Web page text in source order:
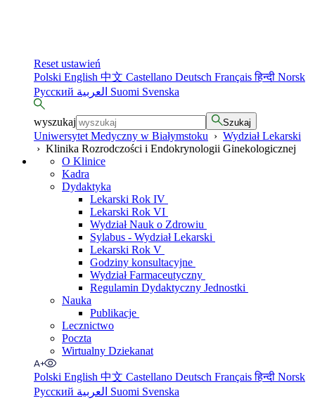
Reset ustawień
Polski English 中文 Castellano Deutsch Françaisहिन्दी Norsk
Русский
Suomi Svenska
wyszukaj Szukaj
Uniwersytet Medyczny w Białymstoku › Wydział Lekarski
› Klinika Rozrodczości i Endokrynologii Ginekologicznej
O Klinice
Kadra
Dydaktyka
Lekarski Rok IV
Lekarski Rok VI
Wydział Nauk o Zdrowiu
Sylabus - Wydział Lekarski
Lekarski Rok V
Godziny konsultacyjne
Wydział Farmaceutyczny
Regulamin Dydaktyczny Jednostki
Nauka
Publikacje
Lecznictwo
Poczta
Wirtualny Dziekanat
Polski English 中文 Castellano Deutsch Françaisहिन्दी Norsk
Русский
Suomi Svenska